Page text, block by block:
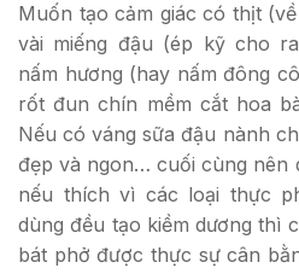
Muốn tạo cảm giác có thịt
vài miếng đậu (ép kỹ cho
nấm hương (hay nấm đông
rốt đun chín mềm cắt hoa
Nếu có váng sữa đậu nành
đẹp và ngon… cuối cùng nên
nếu thích vì các loại thực
dùng đều tạo kiềm dương thì
bát phở được thực sự cân